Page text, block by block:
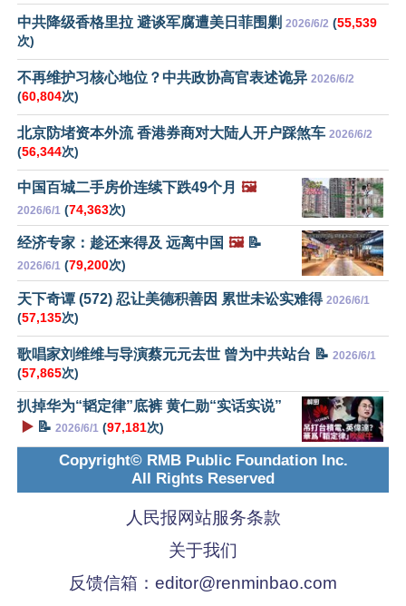
中共降级香格里拉 避谈军腐遭美日菲围剿 2026/6/2 (55,539
次)
不再维护习核心地位？中共政协高官表述诡异 2026/6/2
(60,804次)
北京防堵资本外流 香港券商对大陆人开户踩煞车 2026/6/2
(56,344次)
中国百城二手房价连续下跌49个月 🖼️
2026/6/1 (74,363次)
经济专家：趁还来得及 远离中国 🖼️📝
2026/6/1 (79,200次)
天下奇谭 (572) 忍让美德积善因 累世未讼实难得 2026/6/1
(57,135次)
歌唱家刘维维与导演蔡元元去世 曾为中共站台 📝 2026/6/1
(57,865次)
扒掉华为“韬定律”底裤 黄仁勋“实话实说”
▶️ 📝 2026/6/1 (97,181次)
Copyright© RMB Public Foundation Inc.
All Rights Reserved
人民报网站服务条款
关于我们
反馈信箱： editor@renminbao.com